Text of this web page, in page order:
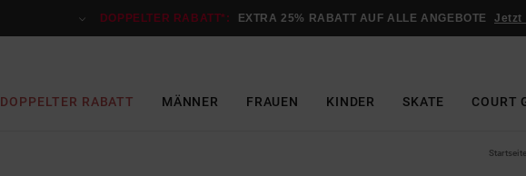
DOPPELTER RABATT*: EXTRA 25% RABATT AUF ALLE ANGEBOTE Jetzt
DOPPELTER RABATT MÄNNER FRAUEN KINDER SKATE COURT
Startseite